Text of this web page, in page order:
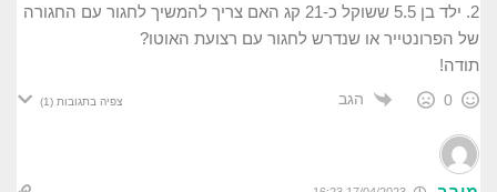
2. ילד בן 5.5 ששוקל כ-21 קג האם צריך להמשיך לחגור עם החגורה
של הפרונטייר או שנדרש לחגור עם רצועת האוטו?
תודה!
0 הגב צפיה בתגובות (1)